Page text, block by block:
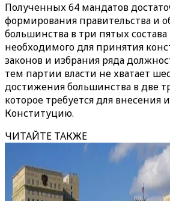
Полученных 64 мандатов
формирования правительства и
большинства в три пятых
необходимого для принятия
законов и избрания ряда
тем партии власти не хватает
достижения большинства в две
которое требуется для внесения
Конституцию.
ЧИТАЙТЕ ТАКЖЕ